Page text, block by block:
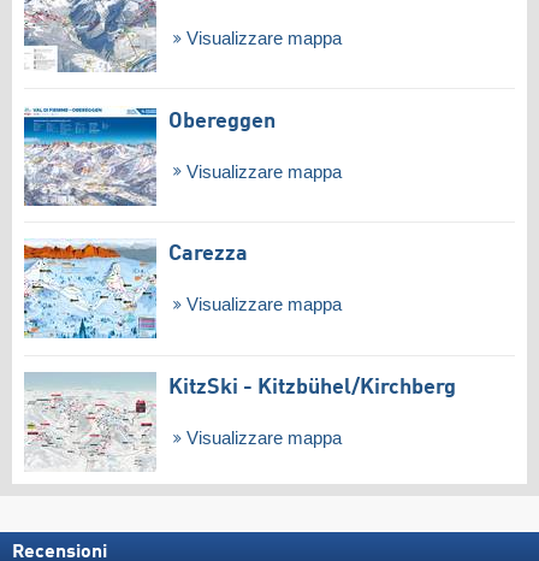
Visualizzare mappa
Obereggen
Visualizzare mappa
Carezza
Visualizzare mappa
KitzSki - Kitzbühel/​Kirchberg
Visualizzare mappa
Recensioni